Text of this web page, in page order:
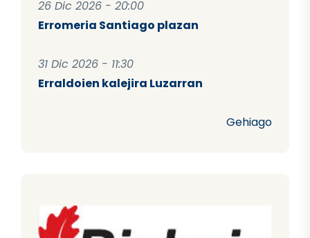
26 Dic 2026 - 20:00
Erromeria Santiago plazan
31 Dic 2026 - 11:30
Erraldoien kalejira Luzarran
Gehiago